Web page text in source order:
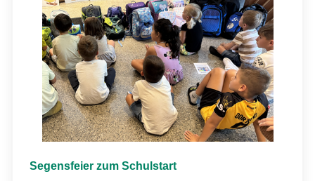
Segensfeier zum Schulstart